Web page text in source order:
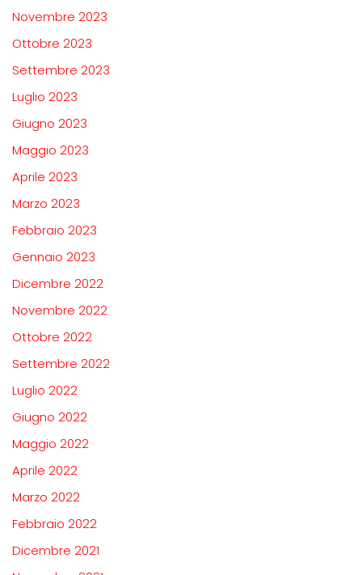
Novembre 2023
Ottobre 2023
Settembre 2023
Luglio 2023
Giugno 2023
Maggio 2023
Aprile 2023
Marzo 2023
Febbraio 2023
Gennaio 2023
Dicembre 2022
Novembre 2022
Ottobre 2022
Settembre 2022
Luglio 2022
Giugno 2022
Maggio 2022
Aprile 2022
Marzo 2022
Febbraio 2022
Dicembre 2021